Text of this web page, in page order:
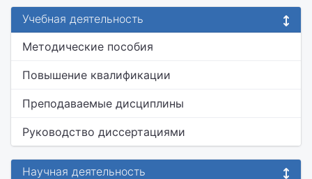
Учебная деятельность
Методические пособия
Повышение квалификации
Преподаваемые дисциплины
Руководство диссертациями
Научная деятельность